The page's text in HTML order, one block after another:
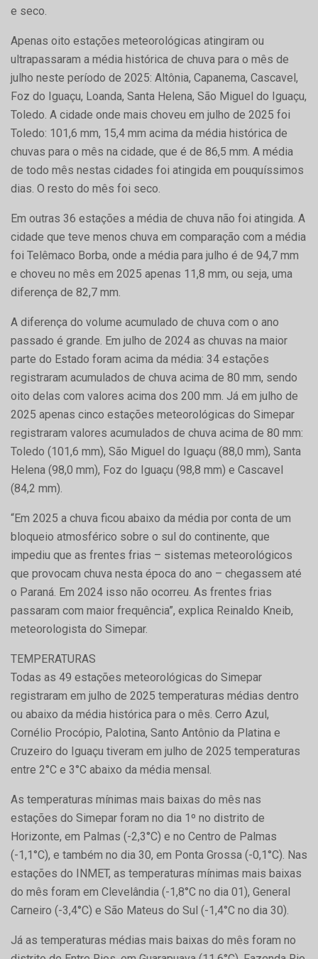
e seco.
Apenas oito estações meteorológicas atingiram ou
ultrapassaram a média histórica de chuva para o mês de
julho neste período de 2025: Altônia, Capanema, Cascavel,
Foz do Iguaçu, Loanda, Santa Helena, São Miguel do Iguaçu,
Toledo. A cidade onde mais choveu em julho de 2025 foi
Toledo: 101,6 mm, 15,4 mm acima da média histórica de
chuvas para o mês na cidade, que é de 86,5 mm. A média
de todo mês nestas cidades foi atingida em pouquíssimos
dias. O resto do mês foi seco.
Em outras 36 estações a média de chuva não foi atingida. A
cidade que teve menos chuva em comparação com a média
foi Telêmaco Borba, onde a média para julho é de 94,7 mm
e choveu no mês em 2025 apenas 11,8 mm, ou seja, uma
diferença de 82,7 mm.
A diferença do volume acumulado de chuva com o ano
passado é grande. Em julho de 2024 as chuvas na maior
parte do Estado foram acima da média: 34 estações
registraram acumulados de chuva acima de 80 mm, sendo
oito delas com valores acima dos 200 mm. Já em julho de
2025 apenas cinco estações meteorológicas do Simepar
registraram valores acumulados de chuva acima de 80 mm:
Toledo (101,6 mm), São Miguel do Iguaçu (88,0 mm), Santa
Helena (98,0 mm), Foz do Iguaçu (98,8 mm) e Cascavel
(84,2 mm).
“Em 2025 a chuva ficou abaixo da média por conta de um
bloqueio atmosférico sobre o sul do continente, que
impediu que as frentes frias – sistemas meteorológicos
que provocam chuva nesta época do ano – chegassem até
o Paraná. Em 2024 isso não ocorreu. As frentes frias
passaram com maior frequência”, explica Reinaldo Kneib,
meteorologista do Simepar.
TEMPERATURAS
Todas as 49 estações meteorológicas do Simepar
registraram em julho de 2025 temperaturas médias dentro
ou abaixo da média histórica para o mês. Cerro Azul,
Cornélio Procópio, Palotina, Santo Antônio da Platina e
Cruzeiro do Iguaçu tiveram em julho de 2025 temperaturas
entre 2°C e 3°C abaixo da média mensal.
As temperaturas mínimas mais baixas do mês nas
estações do Simepar foram no dia 1º no distrito de
Horizonte, em Palmas (-2,3°C) e no Centro de Palmas
(-1,1°C), e também no dia 30, em Ponta Grossa (-0,1°C). Nas
estações do INMET, as temperaturas mínimas mais baixas
do mês foram em Clevelândia (-1,8°C no dia 01), General
Carneiro (-3,4°C) e São Mateus do Sul (-1,4°C no dia 30).
Já as temperaturas médias mais baixas do mês foram no